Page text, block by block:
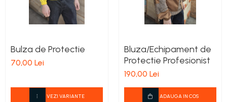
Bulza de Protectie
70,00 Lei
VEZI VARIANTE
Bluza/Echipament de
Protectie Profesionist
190,00 Lei
ADAUGA IN COS